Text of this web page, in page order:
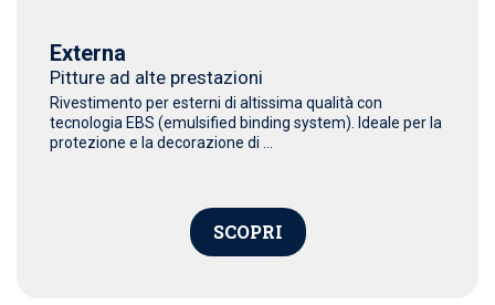
Externa
Pitture ad alte prestazioni
Rivestimento per esterni di altissima qualità con
tecnologia EBS (emulsified binding system). Ideale per la
protezione e la decorazione di ...
SCOPRI